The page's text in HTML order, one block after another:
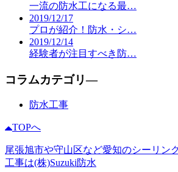
一流の防水工になる最…
2019/12/17
プロが紹介！防水・シ…
2019/12/14
経験者が注目すべき防…
コラムカテゴリ―
防水工事
TOPへ
尾張旭市や守山区など愛知のシーリン
工事は(株)Suzuki防水